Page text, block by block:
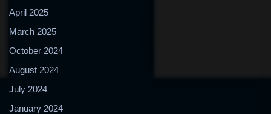
April 2025
March 2025
October 2024
August 2024
July 2024
January 2024